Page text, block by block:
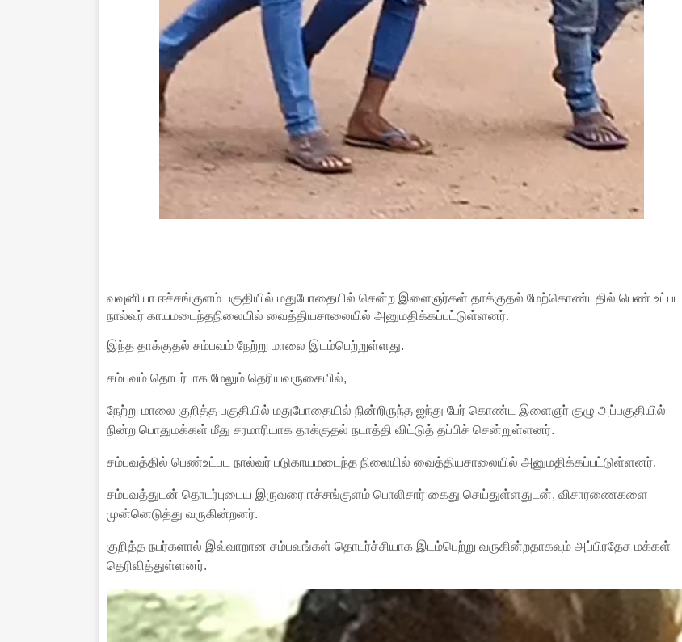
வவுனியா ஈச்சங்குளம் பகுதியில் மதுபோதையில் சென்ற இளைஞர்கள் தாக்குதல் மேற்கொண்டதில் பெண் உட்பட
நால்வர் காயமடைந்தநிலையில் வைத்தியசாலையில் அனுமதிக்கப்பட்டுள்ளனர்.
இந்த தாக்குதல் சம்பவம் நேற்று மாலை இடம்பெற்றுள்ளது.
சம்பவம் தொடர்பாக மேலும் தெரியவருகையில்,
நேற்று மாலை குறித்த பகுதியில் மதுபோதையில் நின்றிருந்த ஐந்து பேர் கொண்ட இளைஞர் குழு அப்பகுதியில்
நின்ற பொதுமக்கள் மீது சரமாரியாக தாக்குதல் நடாத்தி விட்டுத் தப்பிச் சென்றுள்ளனர்.
சம்பவத்தில் பெண்உட்பட நால்வர் படுகாயமடைந்த நிலையில் வைத்தியசாலையில் அனுமதிக்கப்பட்டுள்ளனர்.
சம்பவத்துடன் தொடர்புடைய இருவரை ஈச்சங்குளம் பொலிசார் கைது செய்துள்ளதுடன், விசாரணைகளை
முன்னெடுத்து வருகின்றனர்.
குறித்த நபர்களால் இவ்வாறான சம்பவங்கள் தொடர்ச்சியாக இடம்பெற்று வருகின்றதாகவும் அப்பிரதேச மக்கள்
தெரிவித்துள்ளனர்.